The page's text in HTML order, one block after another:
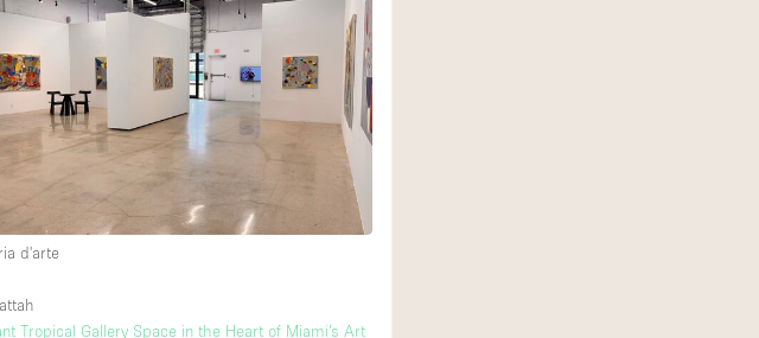
d'arte
Tropical Gallery Space in the Heart of Miami’s Art